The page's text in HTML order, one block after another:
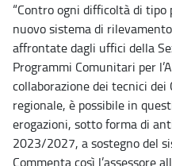
“Contro ogni difficoltà di tipo
nuovo sistema di
affrontate dagli uffici della
Programmi Comunitari per
collaborazione dei tecnici
regionale, è possibile in
erogazioni, sotto forma di
2023/2027, a sostegno del
Commenta così l’assessore